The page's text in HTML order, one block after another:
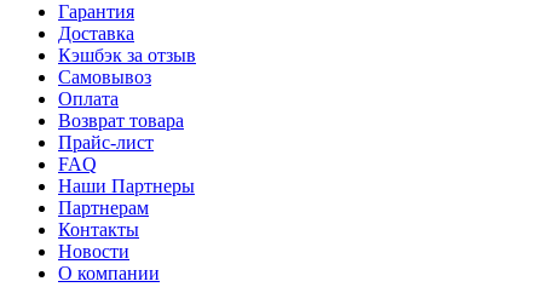
Гарантия
Доставка
Кэшбэк за отзыв
Самовывоз
Оплата
Возврат товара
Прайс-лист
FAQ
Наши Партнеры
Партнерам
Контакты
Новости
О компании